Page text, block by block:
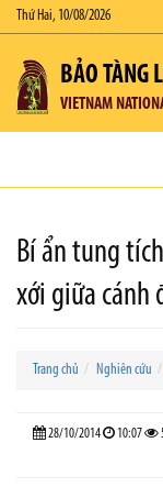
Thứ Hai, 10/08/2026
BẢO TÀNG
VIETNAM
Bí ẩn tung
xới giữa cánh
Trang chủ Nghiên cứu
28/10/2014 10:07